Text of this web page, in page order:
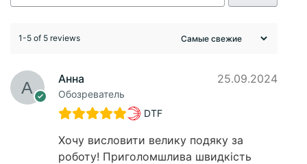
1-5 of 5 reviews
Анна
Обозреватель
25.09.2024
DTF
Хочу висловити велику подяку за
роботу! Приголомшлива швидкість